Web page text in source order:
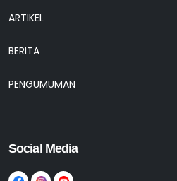
ARTIKEL
BERITA
PENGUMUMAN
Social Media